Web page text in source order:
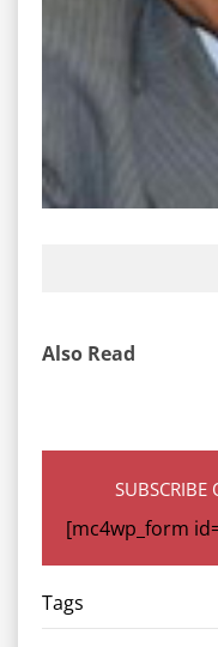
Also Read
SUBSCRIBE
[mc4wp_form
Tags